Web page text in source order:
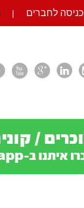
כניסה לחברים |